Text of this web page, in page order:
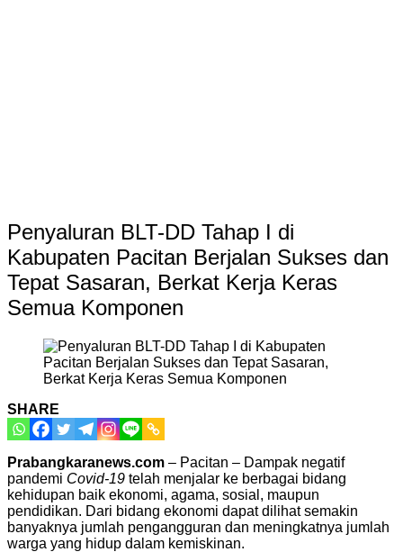
Penyaluran BLT-DD Tahap I di
Kabupaten Pacitan Berjalan Sukses dan
Tepat Sasaran, Berkat Kerja Keras
Semua Komponen
SHARE
Prabangkaranews.com – Pacitan – Dampak negatif
pandemi Covid-19 telah menjalar ke berbagai bidang
kehidupan baik ekonomi, agama, sosial, maupun
pendidikan. Dari bidang ekonomi dapat dilihat semakin
banyaknya jumlah pengangguran dan meningkatnya jumlah
warga yang hidup dalam kemiskinan.